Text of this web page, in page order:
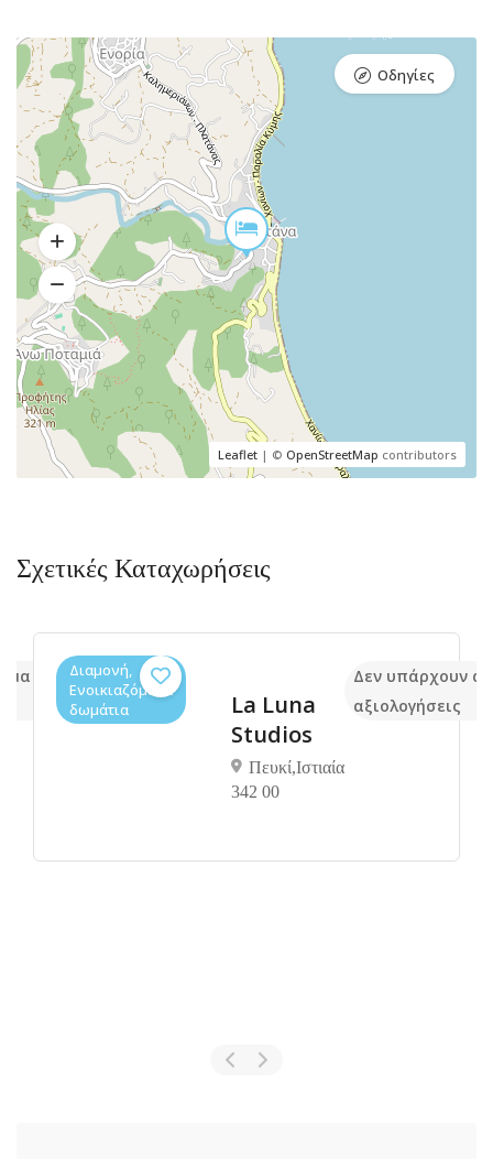
Leaflet | © OpenStreetMap contributors
Οδηγίες
Σχετικές Καταχωρήσεις
Διαμονή,
Ενοικιαζόμενα
δωμάτια
La Luna
Studios
Πευκί,Ιστιαία
342 00
Δεν υπάρχουν
αξιολογήσεις